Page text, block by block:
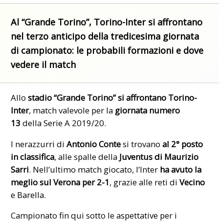
Al “Grande Torino”, Torino-Inter si affrontano
nel terzo anticipo della tredicesima giornata
di campionato: le probabili formazioni e dove
vedere il match
Allo stadio “Grande Torino” si affrontano Torino-
Inter, match valevole per la giornata numero
13 della Serie A 2019/20.
I nerazzurri diAntonio Contesi trovanoal 2° posto
in classifica, alle spalle della Juventus di Maurizio
Sarri. Nell’ultimo match giocato, l’Inter ha avuto la
meglio sul Verona per 2-1, grazie alle reti diVecino
e Barella.
Campionato fin qui sotto le aspettative per i